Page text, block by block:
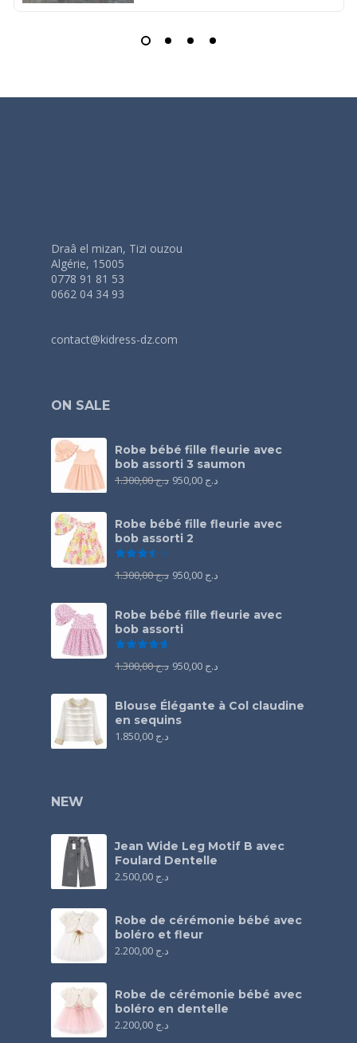
Draâ el mizan, Tizi ouzou
Algérie, 15005
0778 91 81 53
0662 04 34 93
contact@kidress-dz.com
ON SALE
Robe bébé fille fleurie avec
bob assorti 3 saumon
د.ج1.300,00 د.ج
Robe bébé fille fleurie avec
bob assorti 2
د.ج1.300,00 د.ج
Robe bébé fille fleurie avec
bob assorti
د.ج1.300,00 د.ج
Blouse Élégante à Col claudine
en sequins
د.ج
NEW
Jean Wide Leg Motif B avec
Foulard Dentelle
د.ج
Robe de cérémonie bébé avec
boléro et fleur
د.ج
Robe de cérémonie bébé avec
boléro en dentelle
د.ج